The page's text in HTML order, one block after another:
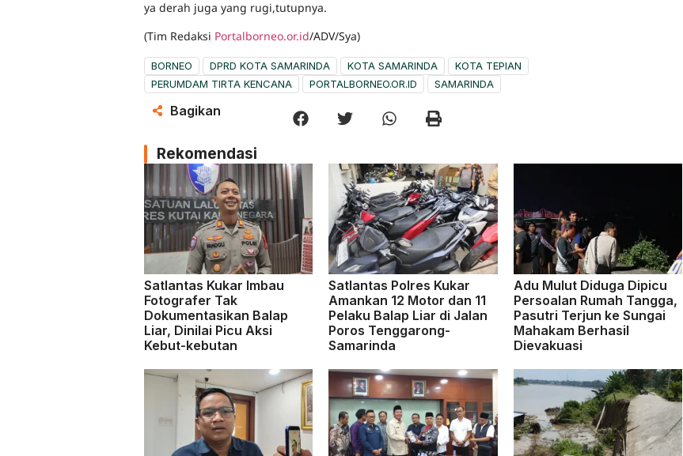
ya derah juga yang rugi,tutupnya.
(Tim Redaksi Portalborneo.or.id/ADV/Sya)
BORNEO DPRD KOTA SAMARINDA KOTA SAMARINDA
KOTA TEPIAN
PERUMDAM TIRTA KENCANA
PORTALBORNEO.OR.ID SAMARINDA
Bagikan
Rekomendasi
Satlantas Kukar Imbau
Fotografer Tak
Dokumentasikan Balap
Liar, Dinilai Picu Aksi
Kebut-kebutan
Satlantas Polres Kukar
Amankan 12 Motor dan 11
Pelaku Balap Liar di Jalan
Poros Tenggarong-
Samarinda
Adu Mulut Diduga Dipicu
Persoalan Rumah Tangga,
Pasutri Terjun ke Sungai
Mahakam Berhasil
Dievakuasi